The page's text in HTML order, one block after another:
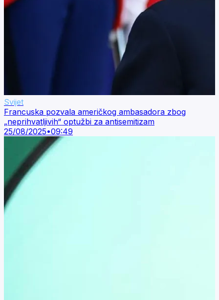
Svijet
Francuska pozvala američkog ambasadora zbog
„neprihvatljivih“ optužbi za antisemitizam
25/08/2025•09:49